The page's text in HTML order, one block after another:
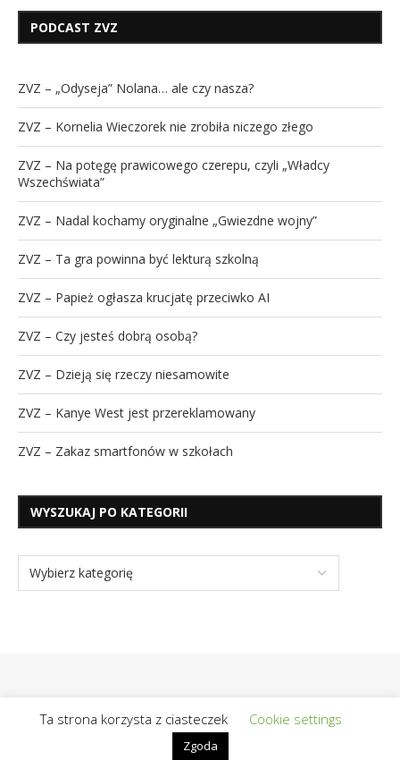
PODCAST ZVZ
ZVZ – „Odyseja” Nolana… ale czy nasza?
ZVZ – Kornelia Wieczorek nie zrobiła niczego złego
ZVZ – Na potęgę prawicowego czerepu, czyli „Władcy
Wszechświata”
ZVZ – Nadal kochamy oryginalne „Gwiezdne wojny”
ZVZ – Ta gra powinna być lekturą szkolną
ZVZ – Papież ogłasza krucjatę przeciwko AI
ZVZ – Czy jesteś dobrą osobą?
ZVZ – Dzieją się rzeczy niesamowite
ZVZ – Kanye West jest przereklamowany
ZVZ – Zakaz smartfonów w szkołach
WYSZUKAJ PO KATEGORII
@2019 - Wszelkie prawa zastrzeżone | Realizacja / Hosting:
Ta strona korzysta z ciasteczek Cookie settings
Zgoda